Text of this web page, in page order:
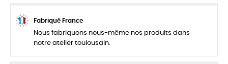
Fabriqué France
Nous fabriquons nous-même nos produits dans
notre atelier toulousain.